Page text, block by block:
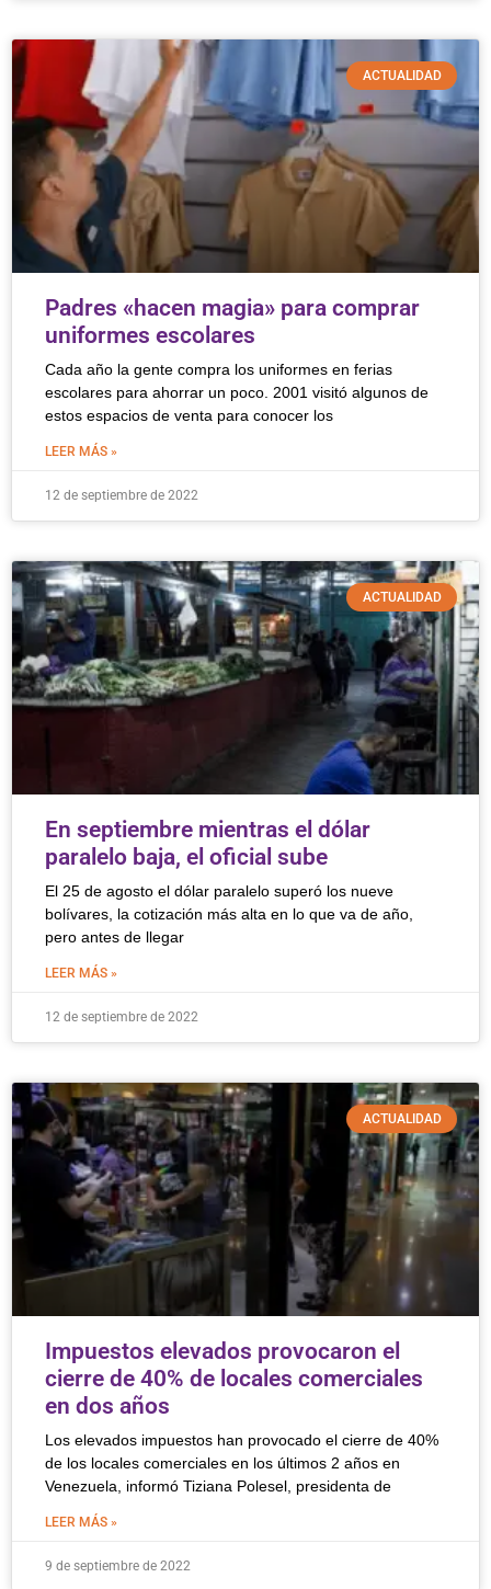
ACTUALIDAD
Padres «hacen magia» para comprar
uniformes escolares
Cada año la gente compra los uniformes en ferias
escolares para ahorrar un poco. 2001 visitó algunos de
estos espacios de venta para conocer los
LEER MÁS »
12 de septiembre de 2022
ACTUALIDAD
En septiembre mientras el dólar
paralelo baja, el oficial sube
El 25 de agosto el dólar paralelo superó los nueve
bolívares, la cotización más alta en lo que va de año,
pero antes de llegar
LEER MÁS »
12 de septiembre de 2022
ACTUALIDAD
Impuestos elevados provocaron el
cierre de 40% de locales comerciales
en dos años
Los elevados impuestos han provocado el cierre de 40%
de los locales comerciales en los últimos 2 años en
Venezuela, informó Tiziana Polesel, presidenta de
LEER MÁS »
9 de septiembre de 2022